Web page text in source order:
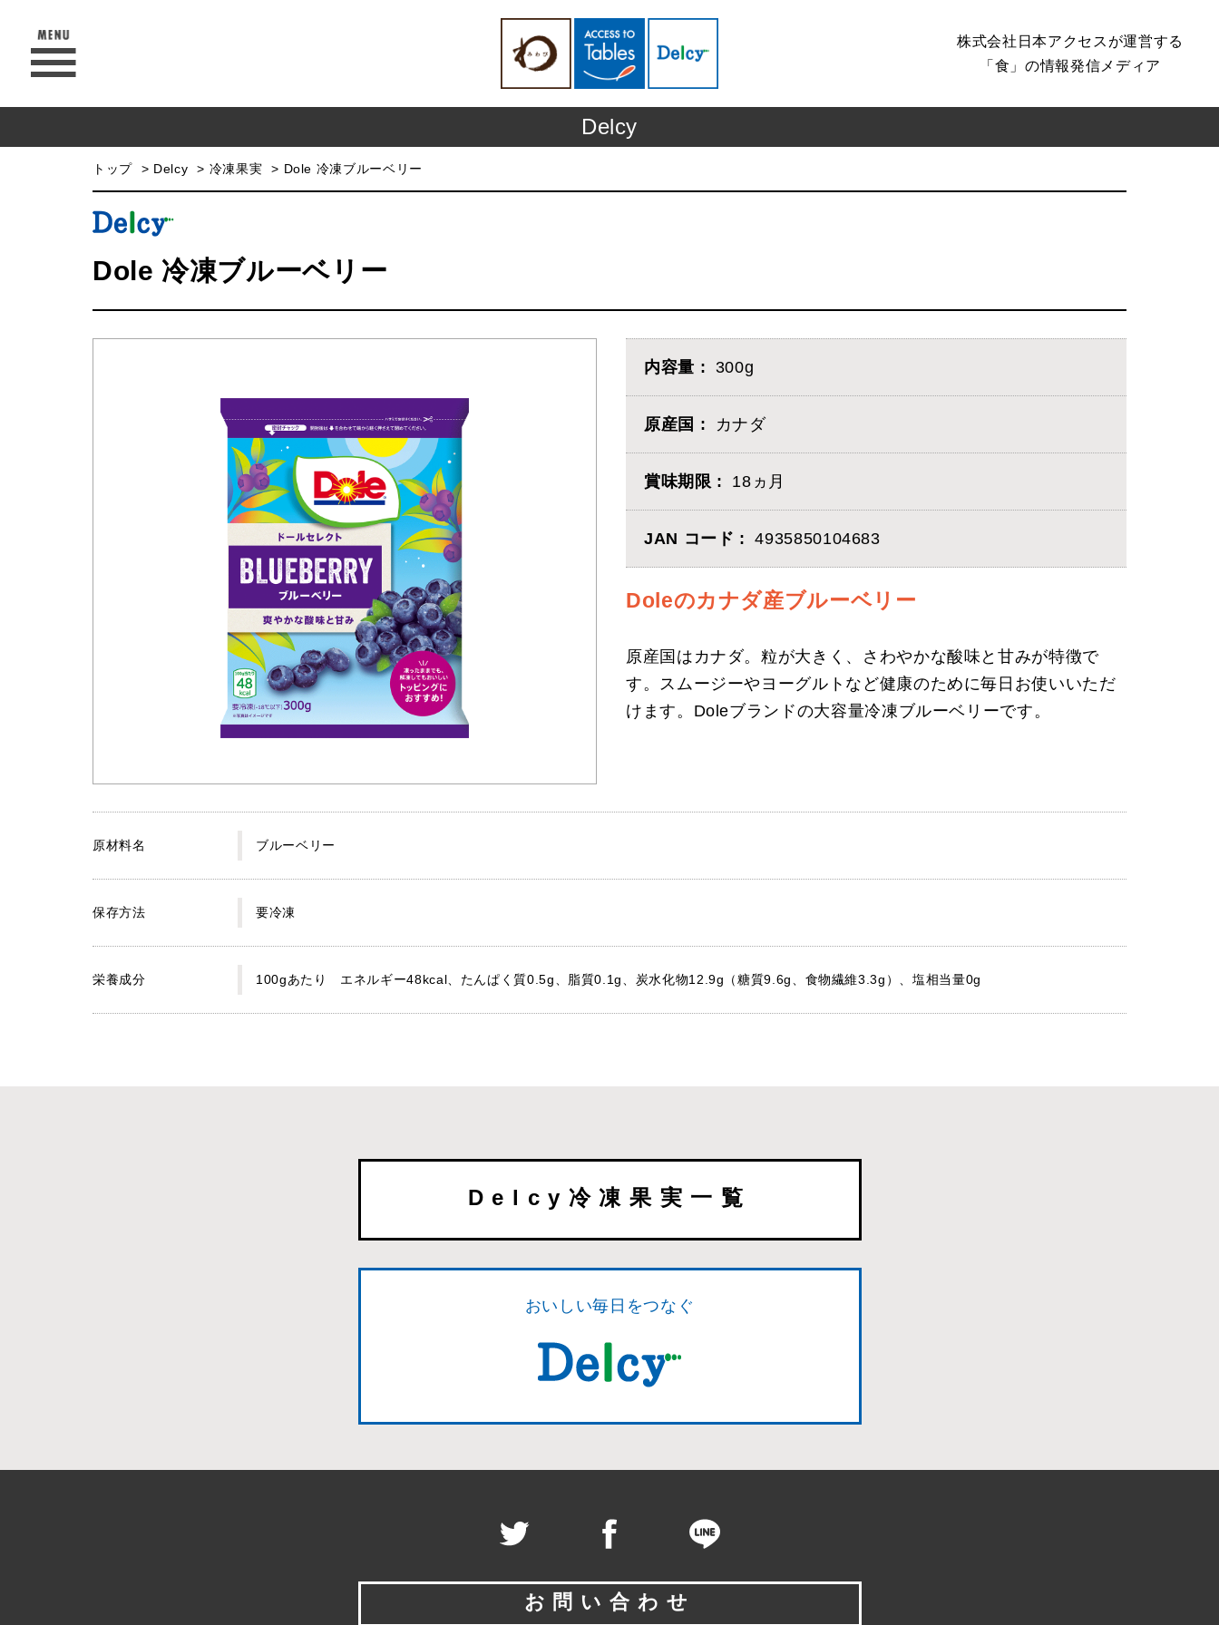
株式会社日本アクセスが運営する
「食」の情報発信メディア
Delcy
トップ Delcy 冷凍果実 Dole 冷凍ブルーベリー
Dole 冷凍ブルーベリー
内容量 300g
原産国 カナダ
賞味期限 18ヵ月
JAN コード 4935850104683
Doleのカナダ産ブルーベリー
原産国はカナダ。粒が大きく、さわやかな酸味と甘みが特徴で
す。スムージーやヨーグルトなど健康のために毎日お使いいただ
けます。Doleブランドの大容量冷凍ブルーベリーです。
原材料名 ブルーベリー
保存方法 要冷凍
栄養成分 100gあたり エネルギー48kcal、たんぱく質0.5g、脂質0.1g、炭水化物12.9g（糖質9.6g、食物繊維3.3g）、塩相当量0g
Delcy冷凍果実一覧
おいしい毎日をつなぐ
お問い合わせ